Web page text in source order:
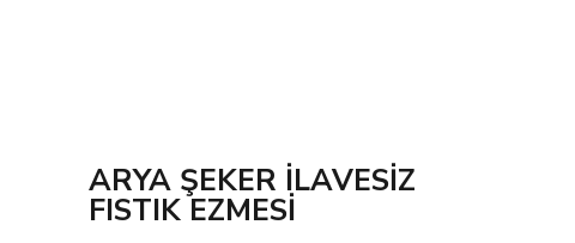
ARYA ŞEKER İLAVESİZ
FISTIK EZMESİ